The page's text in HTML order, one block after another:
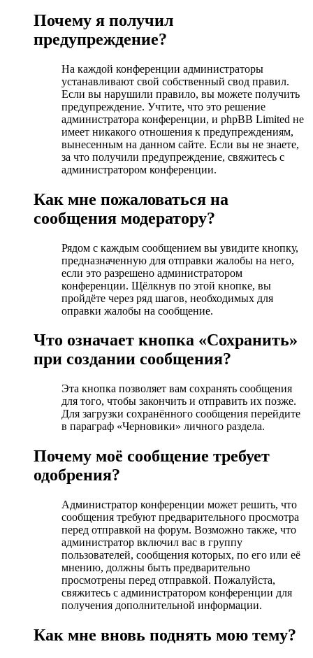
Почему я получил
предупреждение?
На каждой конференции администраторы
устанавливают свой собственный свод правил.
Если вы нарушили правило, вы можете получить
предупреждение. Учтите, что это решение
администратора конференции, и phpBB Limited не
имеет никакого отношения к предупреждениям,
вынесенным на данном сайте. Если вы не знаете,
за что получили предупреждение, свяжитесь с
администратором конференции.
Как мне пожаловаться на
сообщения модератору?
Рядом с каждым сообщением вы увидите кнопку,
предназначенную для отправки жалобы на него,
если это разрешено администратором
конференции. Щёлкнув по этой кнопке, вы
пройдёте через ряд шагов, необходимых для
оправки жалобы на сообщение.
Что означает кнопка «Сохранить»
при создании сообщения?
Эта кнопка позволяет вам сохранять сообщения
для того, чтобы закончить и отправить их позже.
Для загрузки сохранённого сообщения перейдите
в параграф «Черновики» личного раздела.
Почему моё сообщение требует
одобрения?
Администратор конференции может решить, что
сообщения требуют предварительного просмотра
перед отправкой на форум. Возможно также, что
администратор включил вас в группу
пользователей, сообщения которых, по его или её
мнению, должны быть предварительно
просмотрены перед отправкой. Пожалуйста,
свяжитесь с администратором конференции для
получения дополнительной информации.
Как мне вновь поднять мою тему?